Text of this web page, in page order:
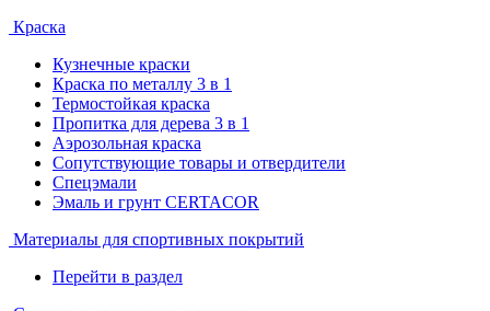
Краска
Кузнечные краски
Краска по металлу 3 в 1
Термостойкая краска
Пропитка для дерева 3 в 1
Аэрозольная краска
Сопутствующие товары и отвердители
Спецэмали
Эмаль и грунт CERTACOR
Материалы для спортивных покрытий
Перейти в раздел